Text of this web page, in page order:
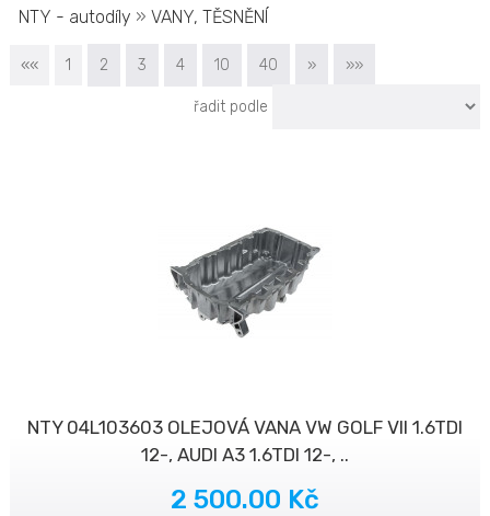
NTY - autodíly » VANY, TĚSNĚNÍ
«« 1 2 3 4 10 40 » »»
řadit podle
NTY 04L103603 OLEJOVÁ VANA VW GOLF VII 1.6TDI
12-, AUDI A3 1.6TDI 12-, ..
2 500.00 Kč